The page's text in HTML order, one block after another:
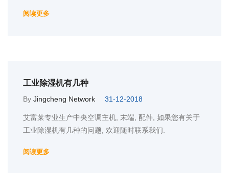
阅读更多
工业除湿机有几种
By Jingcheng Network 31-12-2018
艾富莱专业生产中央空调主机, 末端, 配件, 如果您有关于
工业除湿机有几种的问题, 欢迎随时联系我们.
阅读更多